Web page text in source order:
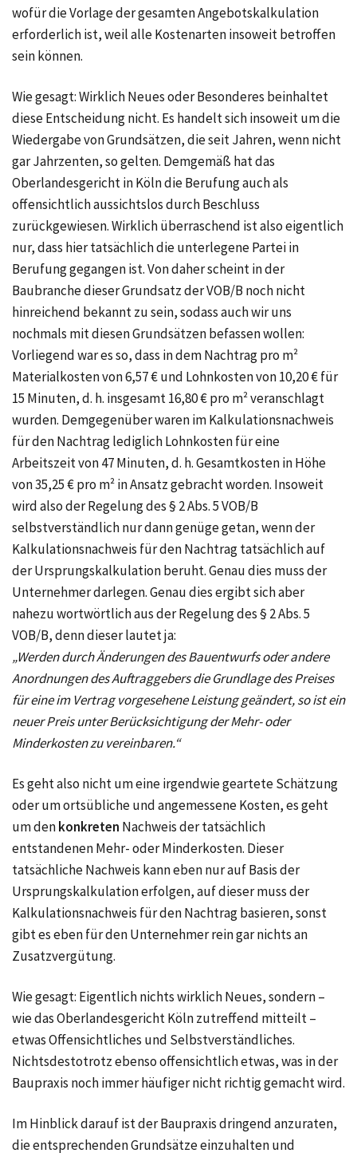
wofür die Vorlage der gesamten Angebotskalkulation
erforderlich ist, weil alle Kostenarten insoweit betroffen
sein können.
Wie gesagt: Wirklich Neues oder Besonderes beinhaltet
diese Entscheidung nicht. Es handelt sich insoweit um die
Wiedergabe von Grundsätzen, die seit Jahren, wenn nicht
gar Jahrzenten, so gelten. Demgemäß hat das
Oberlandesgericht in Köln die Berufung auch als
offensichtlich aussichtslos durch Beschluss
zurückgewiesen. Wirklich überraschend ist also eigentlich
nur, dass hier tatsächlich die unterlegene Partei in
Berufung gegangen ist. Von daher scheint in der
Baubranche dieser Grundsatz der VOB/B noch nicht
hinreichend bekannt zu sein, sodass auch wir uns
nochmals mit diesen Grundsätzen befassen wollen:
Vorliegend war es so, dass in dem Nachtrag pro m²
Materialkosten von 6,57 € und Lohnkosten von 10,20 € für
15 Minuten, d. h. insgesamt 16,80 € pro m² veranschlagt
wurden. Demgegenüber waren im Kalkulationsnachweis
für den Nachtrag lediglich Lohnkosten für eine
Arbeitszeit von 47 Minuten, d. h. Gesamtkosten in Höhe
von 35,25 € pro m² in Ansatz gebracht worden. Insoweit
wird also der Regelung des § 2 Abs. 5 VOB/B
selbstverständlich nur dann genüge getan, wenn der
Kalkulationsnachweis für den Nachtrag tatsächlich auf
der Ursprungskalkulation beruht. Genau dies muss der
Unternehmer darlegen. Genau dies ergibt sich aber
nahezu wortwörtlich aus der Regelung des § 2 Abs. 5
VOB/B, denn dieser lautet ja:
„Werden durch Änderungen des Bauentwurfs oder andere
Anordnungen des Auftraggebers die Grundlage des Preises
für eine im Vertrag vorgesehene Leistung geändert, so ist ein
neuer Preis unter Berücksichtigung der Mehr- oder
Minderkosten zu vereinbaren.“
Es geht also nicht um eine irgendwie geartete Schätzung
oder um ortsübliche und angemessene Kosten, es geht
um denkonkreten Nachweis der tatsächlich
entstandenen Mehr- oder Minderkosten. Dieser
tatsächliche Nachweis kann eben nur auf Basis der
Ursprungskalkulation erfolgen, auf dieser muss der
Kalkulationsnachweis für den Nachtrag basieren, sonst
gibt es eben für den Unternehmer rein gar nichts an
Zusatzvergütung.
Wie gesagt: Eigentlich nichts wirklich Neues, sondern –
wie das Oberlandesgericht Köln zutreffend mitteilt –
etwas Offensichtliches und Selbstverständliches.
Nichtsdestotrotz ebenso offensichtlich etwas, was in der
Baupraxis noch immer häufiger nicht richtig gemacht wird.
Im Hinblick darauf ist der Baupraxis dringend anzuraten,
die entsprechenden Grundsätze einzuhalten und